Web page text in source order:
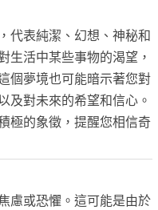
代表純潔、幻想、神秘和
生活中某些事物的渴望，
個夢境也可能暗示著您對
及對未來的希望和信心。
極的象徵，提醒您相信奇
慮或恐懼。這可能是由於